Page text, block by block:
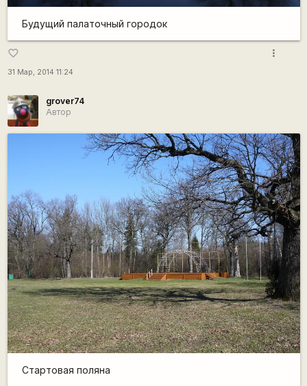
Будущий палаточный городок
favorite_border
31 Мар, 2014 11:24
more_vert
grover74
Автор
Стартовая поляна